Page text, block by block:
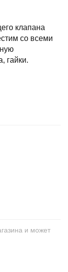
клапана
со всеми
гайки.
и может